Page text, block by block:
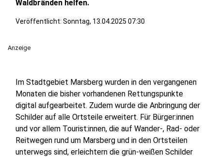
Waldbränden helfen.
Veröffentlicht: Sonntag, 13.04.2025 07:30
Anzeige
Im Stadtgebiet Marsberg wurden in den vergangenen
Monaten die bisher vorhandenen Rettungspunkte
digital aufgearbeitet. Zudem wurde die Anbringung der
Schilder auf alle Ortsteile erweitert. Für Bürger:innen
und vor allem Tourist:innen, die auf Wander-, Rad- oder
Reitwegen rund um Marsberg und in den Ortsteilen
unterwegs sind, erleichtern die grün-weißen Schilder